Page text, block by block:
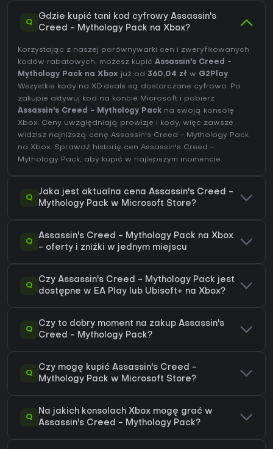
Q
Gdzie kupić tani kod cyfrowy Assassin's
Creed - Mythology Pack na Xbox?
Korzystając z naszej porównywarki cen i zweryfikowanych
kodów rabatowych, możesz kupić Assassin's Creed -
Mythology Pack na Xbox już od 360,04 zł w G2Play.
Wszystkie kody na XD.deals są dostarczane cyfrowo. Po
zakupie aktywuj kod na koncie Microsoft i pobierz
Assassin's Creed - Mythology Pack na swoją konsolę
Xbox. Ceny uwzględniają prowizje i kody, więc zawsze
widzisz najniższą cenę Assassin's Creed - Mythology Pack
na Xbox. Sprawdź historię cen Assassin's Creed -
Mythology Pack, aby kupić w najlepszym momencie.
Q
Jaka jest aktualna cena Assassin's Creed -
Mythology Pack w Microsoft Store?
Q
Assassin's Creed - Mythology Pack na Xbox
- oferty i zniżki w jednym miejscu
Q
Czy Assassin's Creed - Mythology Pack jest
dostępne w EA Play lub Ubisoft+ na Xbox?
Q
Czy to dobry moment na zakup Assassin's
Creed - Mythology Pack?
Q
Czy mogę kupić Assassin's Creed -
Mythology Pack w Microsoft Store?
Q
Na jakich konsolach Xbox mogę grać w
Assassin's Creed - Mythology Pack?